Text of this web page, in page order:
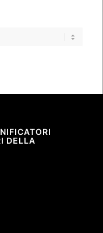
DELLA